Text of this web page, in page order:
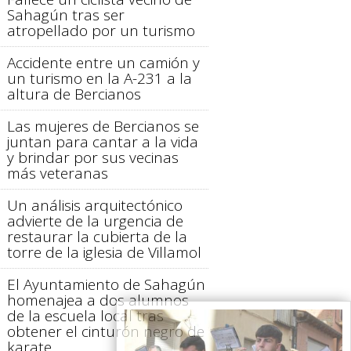
Sahagún tras ser
atropellado por un turismo
Accidente entre un camión y
un turismo en la A-231 a la
altura de Bercianos
Las mujeres de Bercianos se
juntan para cantar a la vida
y brindar por sus vecinas
más veteranas
Un análisis arquitectónico
advierte de la urgencia de
restaurar la cubierta de la
torre de la iglesia de Villamol
El Ayuntamiento de Sahagún
homenajea a dos alumnos
de la escuela local tras
obtener el cinturón negro de
karate